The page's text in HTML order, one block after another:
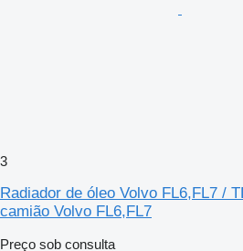
3
Radiador de óleo Volvo FL6,FL7 /
camião Volvo FL6,FL7
Preço sob consulta